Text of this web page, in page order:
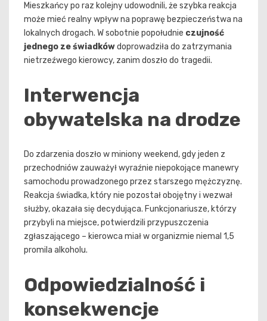
Mieszkańcy po raz kolejny udowodnili, że szybka reakcja
może mieć realny wpływ na poprawę bezpieczeństwa na
lokalnych drogach. W sobotnie popołudnie czujność
jednego ze świadkówdoprowadziła do zatrzymania
nietrzeźwego kierowcy, zanim doszło do tragedii.
Interwencja
obywatelska na drodze
Do zdarzenia doszło w miniony weekend, gdy jeden z
przechodniów zauważył wyraźnie niepokojące manewry
samochodu prowadzonego przez starszego mężczyznę.
Reakcja świadka, który nie pozostał obojętny i wezwał
służby, okazała się decydująca. Funkcjonariusze, którzy
przybyli na miejsce, potwierdzili przypuszczenia
zgłaszającego – kierowca miał w organizmie niemal 1,5
promila alkoholu.
Odpowiedzialność i
konsekwencje